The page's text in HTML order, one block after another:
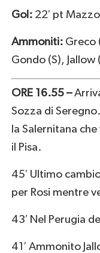
Gol: 22′ pt
Ammoniti: Greco
Gondo (S), Jallow
ORE 16.55 –
Sozza di
la Salernitana
il Pisa.
45′ Ultimo
per Rosi mentre
43′ Nel Perugia
41′ Ammonito